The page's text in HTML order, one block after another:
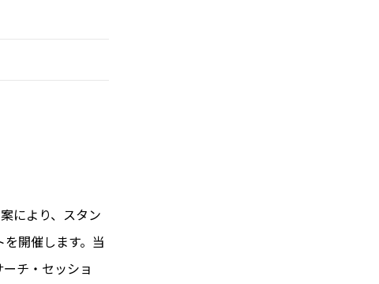
により、スタン
開催します。当
チ・セッショ